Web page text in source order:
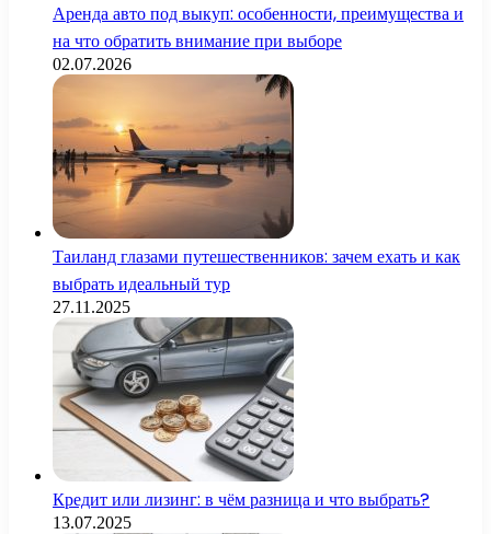
Аренда авто под выкуп: особенности, преимущества и
на что обратить внимание при выборе
02.07.2026
Таиланд глазами путешественников: зачем ехать и как
выбрать идеальный тур
27.11.2025
Кредит или лизинг: в чём разница и что выбрать?
13.07.2025